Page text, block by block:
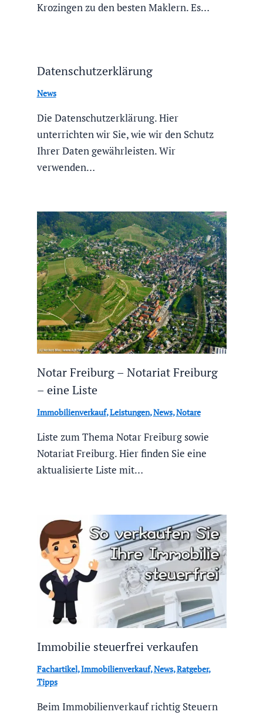
Krozingen zu den besten Maklern. Es…
Datenschutzerklärung
News
Die Datenschutzerklärung. Hier
unterrichten wir Sie, wie wir den Schutz
Ihrer Daten gewährleisten. Wir
verwenden…
Notar Freiburg – Notariat Freiburg
– eine Liste
Immobilienverkauf,Leistungen,News,Notare
Liste zum Thema Notar Freiburg sowie
Notariat Freiburg. Hier finden Sie eine
aktualisierte Liste mit…
Immobilie steuerfrei verkaufen
Fachartikel,Immobilienverkauf,News,Ratgeber,
Tipps
Beim Immobilienverkauf richtig Steuern